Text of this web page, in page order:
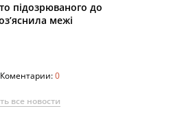
підозрюваного до
межі
Коментарии:0
все новости